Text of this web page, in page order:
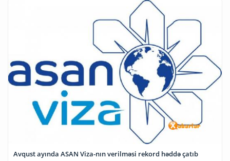
Avqust ayında ASAN Viza-nın verilməsi rekord həddə çatıb